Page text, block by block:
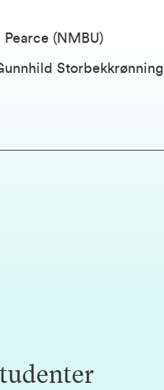
(NMBU)
Storbekkrønning